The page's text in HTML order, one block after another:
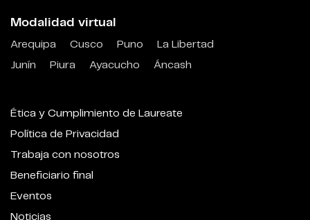
Modalidad virtual
Arequipa Cusco Puno
La Libertad
Junín
Piura Ayacucho Áncash
Ética y Cumplimiento de Laureate
Política de Privacidad
Trabaja con nosotros
Beneficiario final
Eventos
Noticias